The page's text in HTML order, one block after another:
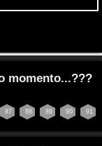
momento...???
87 88 89 90 91